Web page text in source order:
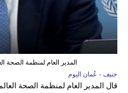
المدير العام لمنظمة الصحة
جنيف - عُمان اليوم
قال المدير العام لمنظمة الصحة